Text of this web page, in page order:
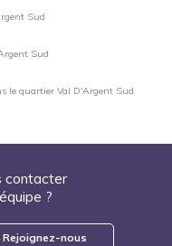
Sud
Sud
le quartierVal D'Argent Sud
contacter
?
Rejoignez-nous